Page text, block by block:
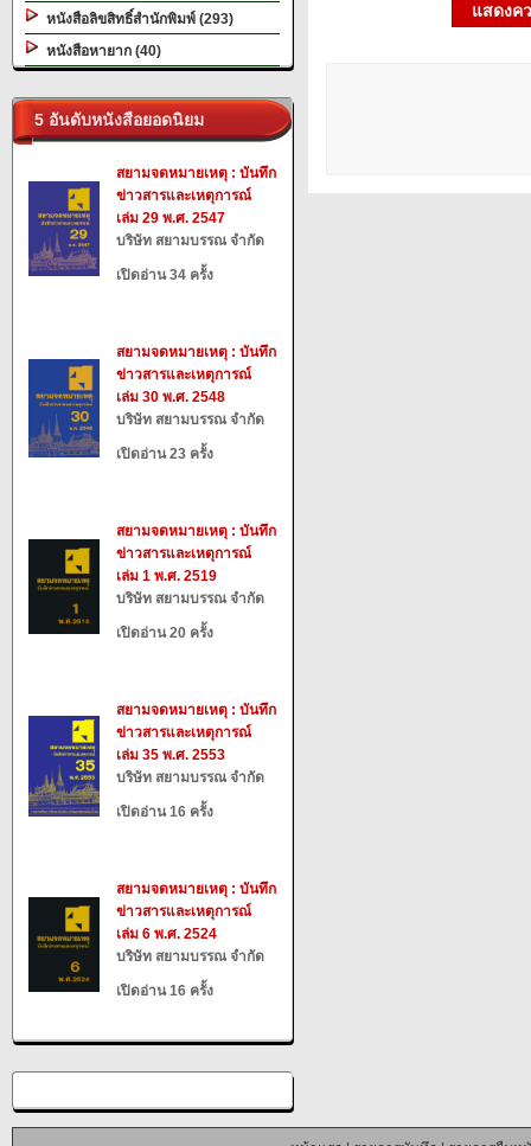
หนังสือลิขสิทธิ์สำนักพิมพ์ (293)
หนังสือหายาก (40)
5 อันดับหนังสือยอดนิยม
สยามจดหมายเหตุ : บันทึก
ข่าวสารและเหตุการณ์
เล่ม 29 พ.ศ. 2547
บริษัท สยามบรรณ จำกัด
เปิดอ่าน 34 ครั้ง
สยามจดหมายเหตุ : บันทึก
ข่าวสารและเหตุการณ์
เล่ม 30 พ.ศ. 2548
บริษัท สยามบรรณ จำกัด
เปิดอ่าน 23 ครั้ง
สยามจดหมายเหตุ : บันทึก
ข่าวสารและเหตุการณ์
เล่ม 1 พ.ศ. 2519
บริษัท สยามบรรณ จำกัด
เปิดอ่าน 20 ครั้ง
สยามจดหมายเหตุ : บันทึก
ข่าวสารและเหตุการณ์
เล่ม 35 พ.ศ. 2553
บริษัท สยามบรรณ จำกัด
เปิดอ่าน 16 ครั้ง
สยามจดหมายเหตุ : บันทึก
ข่าวสารและเหตุการณ์
เล่ม 6 พ.ศ. 2524
บริษัท สยามบรรณ จำกัด
เปิดอ่าน 16 ครั้ง
แสดงค